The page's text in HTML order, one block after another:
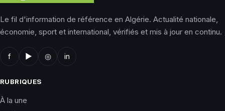
Le fil d'information de référence en Algérie. Actualité nationale,
économie, sport et international, vérifiés et mis à jour en continu.
f ▶ ◎ in
RUBRIQUES
À la une